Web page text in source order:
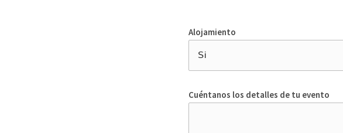
Alojamiento
Cuéntanos los detalles de tu evento